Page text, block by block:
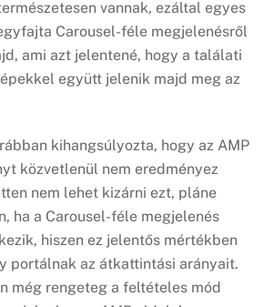
vannak, ezáltal egyes
Carousel-féle megjelenésről
ami azt jelentené, hogy a találati
együtt jelenik majd meg az
kihangsúlyozta, hogy az AMP
közvetlenül nem eredményez
nem lehet kizárni ezt, pláne
ha a Carousel-féle megjelenés
hiszen ez jelentős mértékben
portálnak az átkattintási arányait.
még rengeteg a feltételes mód